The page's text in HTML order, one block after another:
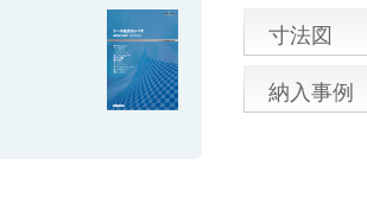
寸法図
納入事例